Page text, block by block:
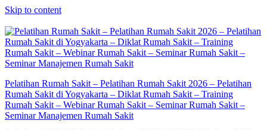
Skip to content
Pelatihan Rumah Sakit – Pelatihan Rumah Sakit 2026 – Pelatihan
Rumah Sakit di Yogyakarta – Diklat Rumah Sakit – Training
Rumah Sakit – Webinar Rumah Sakit – Seminar Rumah Sakit –
Seminar Manajemen Rumah Sakit